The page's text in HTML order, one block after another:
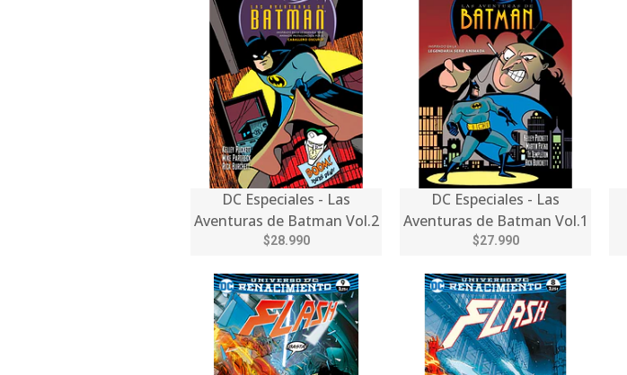
DC Especiales - Las
Aventuras de Batman Vol.2
$28.990
DC Especiales - Las
Aventuras de Batman Vol.1
$27.990